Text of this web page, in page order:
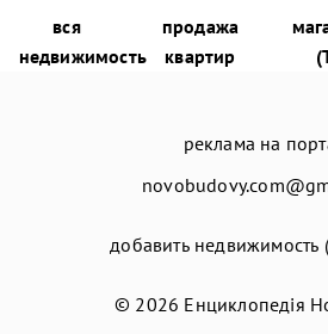
вся
недвижимость
продажа
квартир
реклама на
добавить
© 2026 Енциклопедія